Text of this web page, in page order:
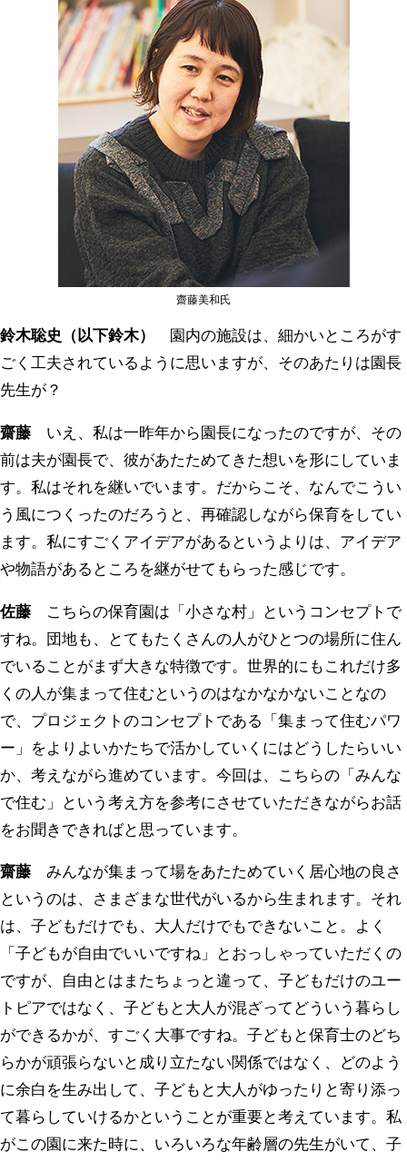
齋藤美和氏
鈴木聡史（以下鈴木）
園内の施設は、細かいところがす
ごく工夫されているように思いますが、そのあたりは園長
先生が？
齋藤 いえ、私は一昨年から園長になったのですが、その
前は夫が園長で、彼があたためてきた想いを形にしていま
す。私はそれを継いでいます。だからこそ、なんでこうい
う風につくったのだろうと、再確認しながら保育をしてい
ます。私にすごくアイデアがあるというよりは、アイデア
や物語があるところを継がせてもらった感じです。
佐藤 こちらの保育園は「小さな村」というコンセプトで
すね。団地も、とてもたくさんの人がひとつの場所に住ん
でいることがまず大きな特徴です。世界的にもこれだけ多
くの人が集まって住むというのはなかなかないことなの
で、プロジェクトのコンセプトである「集まって住むパワ
ー」をよりよいかたちで活かしていくにはどうしたらいい
か、考えながら進めています。今回は、こちらの「みんな
で住む」という考え方を参考にさせていただきながらお話
をお聞きできればと思っています。
齋藤 みんなが集まって場をあたためていく居心地の良さ
というのは、さまざまな世代がいるから生まれます。それ
は、子どもだけでも、大人だけでもできないこと。よく
「子どもが自由でいいですね」とおっしゃっていただくの
ですが、自由とはまたちょっと違って、子どもだけのユー
トピアではなく、子どもと大人が混ざってどういう暮らし
ができるかが、すごく大事ですね。子どもと保育士のどち
らかが頑張らないと成り立たない関係ではなく、どのよう
に余白を生み出して、子どもと大人がゆったりと寄り添っ
て暮らしていけるかということが重要と考えています。私
がこの園に来た時に、いろいろな年齢層の先生がいて、子